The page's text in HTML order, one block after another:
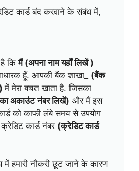
कार्ड बंद करवाने के संबंध में,
है किमैं (अपना नाम यहाँ लिखें)
हूँ. आपकी बैंक शाखा
(बैंक
में मेरा बचत खाता है. जिसका
अकाउंट नंबर लिखें) और मैं इस
को काफी लंबे समय से उपयोग
कार्ड नंबर (क्रेडिट कार्ड
में हमारी नौकरी छूट जाने के कारण